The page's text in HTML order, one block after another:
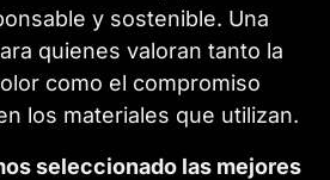
y sostenible. Una
quienes valoran tanto la
como el compromiso
los materiales que utilizan.
seleccionado las mejores